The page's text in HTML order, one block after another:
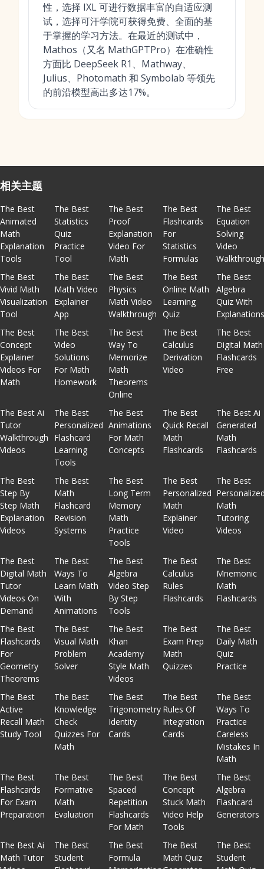
性，选择 IXL 可进行数据丰富的自适应测
试，选择可汗学院可获得免费、全面的基
于掌握的学习方法。在最近的测试中，
Mathos（又名 MathGPTPro）在准确性
方面比 DeepSeek R1、Mathway、
Julius、Photomath 和 Symbolab 等领先
的前沿模型高出多达17%。
相关主题
The Best
Animated
Math
Explanation
Tools
The Best
Statistics
Quiz
Practice
Tool
The Best
Proof
Explanation
Video For
Math
The Best
Flashcards
For
Statistics
Formulas
The Best
Equation
Solving
Video
The Best
Vivid Math
Visualization
Tool
The Best
Math Video
Explainer
App
The Best
Physics
Math Video
Walkthrough
The Best
Online Math
Learning
Quiz
The Best
Algebra
Quiz With
The Best
Concept
Explainer
Videos For
Math
The Best
Video
Solutions
For Math
Homework
The Best
Way To
Memorize
Math
Theorems
Online
The Best
Calculus
Derivation
Video
The Best
Digital Math
Flashcards
Free
The Best Ai
Tutor
Walkthrough
Videos
The Best
Personalized
Flashcard
Learning
Tools
The Best
Animations
For Math
Concepts
The Best
Quick Recall
Math
Flashcards
The Best Ai
Generated
Math
Flashcards
The Best
Step By
Step Math
Explanation
Videos
The Best
Math
Flashcard
Revision
Systems
The Best
Long Term
Memory
Math
Practice
Tools
The Best
Personalized
Math
Explainer
Video
The Best
Math
Tutoring
Videos
The Best
Digital Math
Tutor
Videos On
Demand
The Best
Ways To
Learn Math
With
Animations
The Best
Algebra
Video Step
By Step
Tools
The Best
Calculus
Rules
Flashcards
The Best
Mnemonic
Math
Flashcards
The Best
Flashcards
For
Geometry
Theorems
The Best
Visual Math
Problem
Solver
The Best
Khan
Academy
Style Math
Videos
The Best
Exam Prep
Math
Quizzes
The Best
Daily Math
Quiz
Practice
The Best
Active
Recall Math
Study Tool
The Best
Knowledge
Check
Quizzes For
Math
The Best
Trigonometry
Identity
Cards
The Best
Rules Of
Integration
Cards
The Best
Ways To
Practice
Careless
Mistakes In
Math
The Best
Flashcards
For Exam
Preparation
The Best
Formative
Math
Evaluation
The Best
Spaced
Repetition
Flashcards
For Math
The Best
Concept
Stuck Math
Video Help
Tools
The Best
Algebra
Flashcard
Generators
The Best Ai
Math Tutor
The Best
Student
The Best
Formula
The Best
Math Quiz
The Best
Student